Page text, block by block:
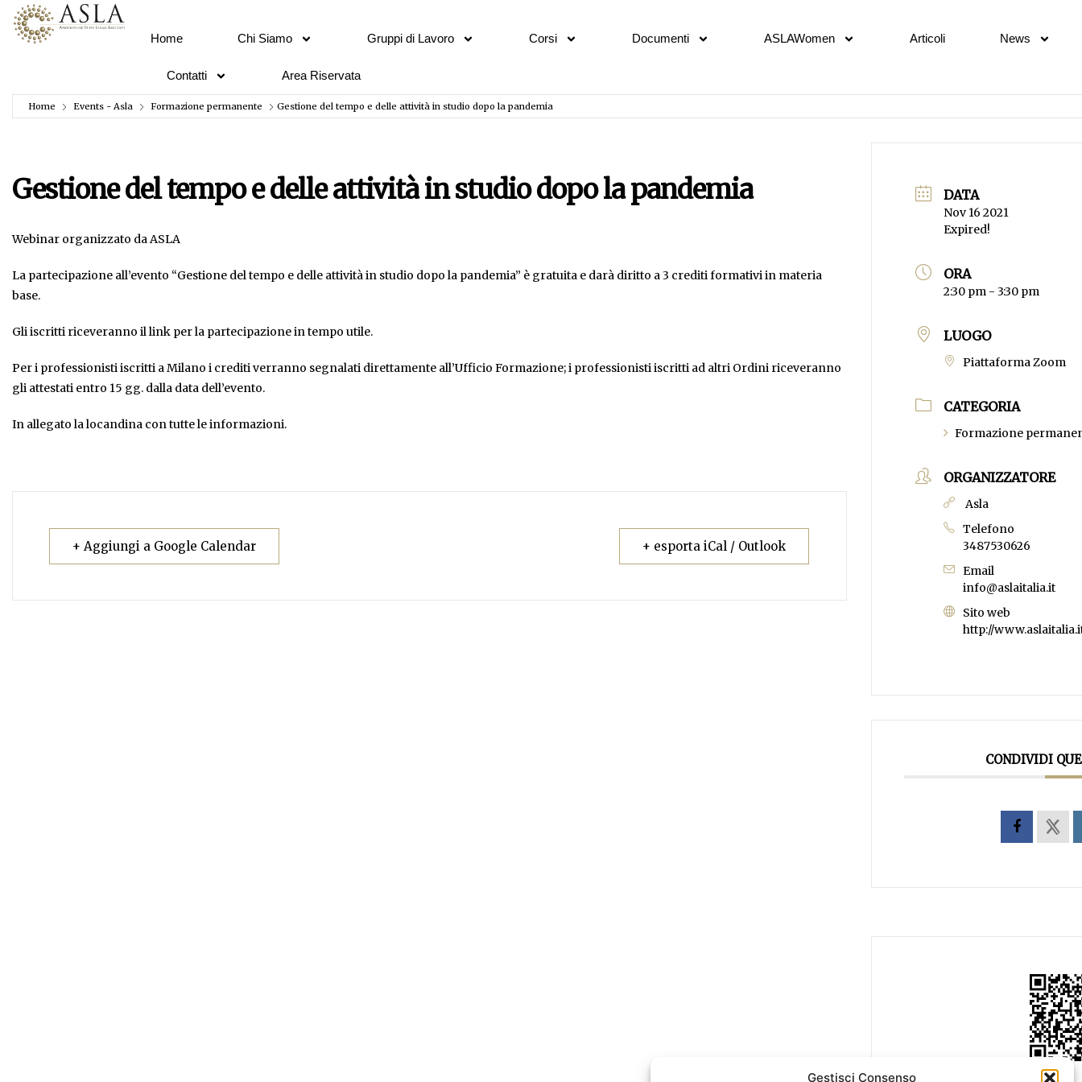
Gestisci Consenso
Home Chi Siamo Gruppi di Lavoro Corsi Documenti ASLAWomen Articoli News
Contatti Area Riservata
Home Events - Asla Formazione permanente Gestione del tempo e delle attività in studio dopo la pandemia
Gestione del tempo e delle attività in studio dopo la pandemia
Webinar organizzato da ASLA
La partecipazione all’evento “Gestione del tempo e delle attività in studio dopo la pandemia” è gratuita e darà diritto a 3 crediti formativi in materia
base.
Gli iscritti riceveranno il link per la partecipazione in tempo utile.
Per i professionisti iscritti a Milano i crediti verranno segnalati direttamente all’Ufficio Formazione; i professionisti iscritti ad altri Ordini riceveranno
gli attestati entro 15 gg. dalla data dell’evento.
In allegato la locandina con tutte le informazioni.
+ Aggiungi a Google Calendar + esporta iCal / Outlook
DATA
Nov 16 2021
Expired!
ORA
2:30 pm - 3:30 pm
LUOGO
Piattaforma Zoom
CATEGORIA
Formazione
ORGANIZZATORE
Asla
Telefono
3487530626
Email
info@aslaitalia.it
Sito web
http://
CONDIVIDI